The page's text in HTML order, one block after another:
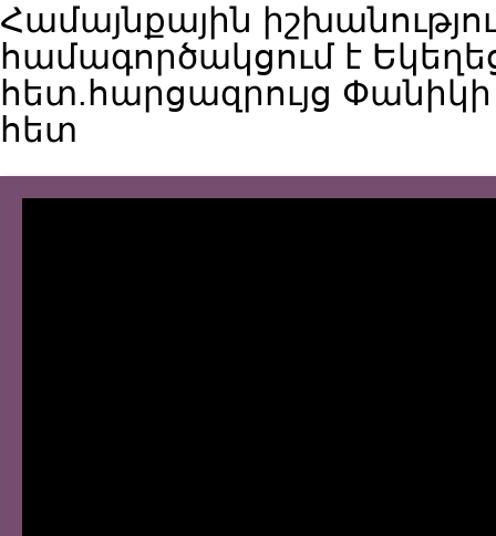
Համայնքային
համագործակցում է
հետ.հարցազրույց
հետ